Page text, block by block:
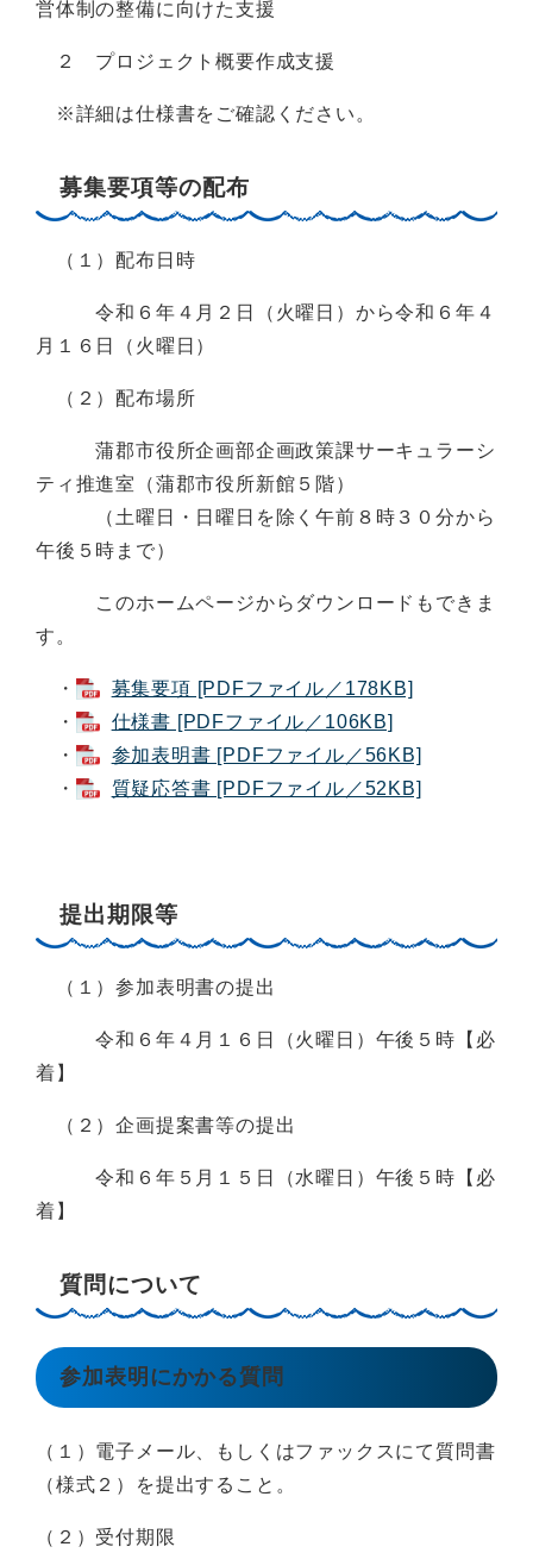
営体制の整備に向けた支援
２ プロジェクト概要作成支援
※詳細は仕様書をご確認ください。
募集要項等の配布
（１）配布日時
令和６年４月２日（火曜日）から令和６年４
月１６日（火曜日）
（２）配布場所
蒲郡市役所企画部企画政策課サーキュラーシ
ティ推進室（蒲郡市役所新館５階）
（土曜日・日曜日を除く午前８時３０分から
午後５時まで）
このホームページからダウンロードもできま
す。
・
募集要項 [PDFファイル／178KB]
・
仕様書 [PDFファイル／106KB]
・
参加表明書 [PDFファイル／56KB]
・
質疑応答書 [PDFファイル／52KB]
提出期限等
（１）参加表明書の提出
令和６年４月１６日（火曜日）午後５時【必
着】
（２）企画提案書等の提出
令和６年５月１５日（水曜日）午後５時【必
着】
質問について
参加表明にかかる質問
（１）電子メール、もしくはファックスにて質問書
（様式２）を提出すること。
（２）受付期限